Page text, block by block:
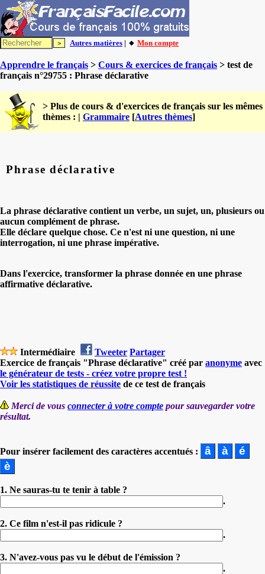
Autres matières | 🔸 Mon compte
Apprendre le français > Cours & exercices de français > test de
français n°29755 : Phrase déclarative
> Plus de cours & d'exercices de français sur les mêmes
thèmes : | Grammaire [Autres thèmes]
Phrase déclarative
La phrase déclarative contient un verbe, un sujet, un, plusieurs ou
aucun complément de phrase.
Elle déclare quelque chose. Ce n'est ni une question, ni une
interrogation, ni une phrase impérative.
Dans l'exercice, transformer la phrase donnée en une phrase
affirmative déclarative.
Intermédiaire Tweeter Partager
Exercice de français "Phrase déclarative" créé par anonyme avec
le générateur de tests - créez votre propre test !
Voir les statistiques de réussite de ce test de français
Merci de vous connecter à votre compte pour sauvegarder votre
résultat.
Pour insérer facilement des caractères accentués :
1. Ne sauras-tu te tenir à table ?
.
2. Ce film n'est-il pas ridicule ?
.
3. N'avez-vous pas vu le début de l'émission ?
.